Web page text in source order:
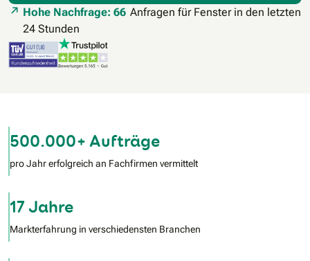
Hohe Nachfrage: 66 Anfragen für Fenster in den letzten
24 Stunden
500.000+ Aufträge
pro Jahr erfolgreich an Fachfirmen vermittelt
17 Jahre
Markterfahrung in verschiedensten Branchen